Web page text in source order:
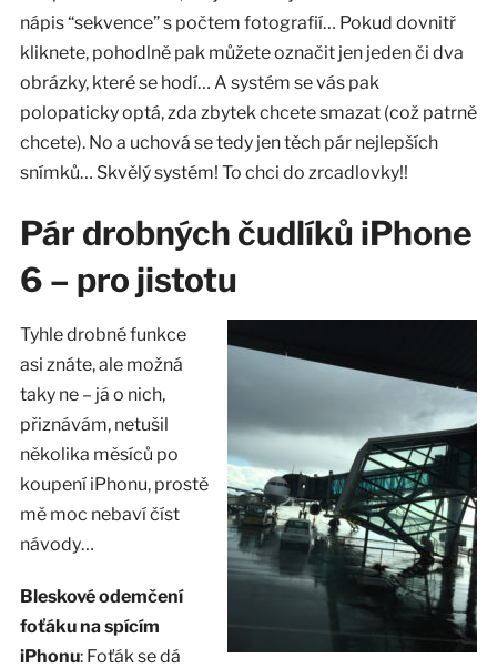
nápis “sekvence” s počtem fotografií… Pokud dovnitř
kliknete, pohodlně pak můžete označit jen jeden či dva
obrázky, které se hodí… A systém se vás pak
polopaticky optá, zda zbytek chcete smazat (což patrně
chcete). No a uchová se tedy jen těch pár nejlepších
snímků… Skvělý systém! To chci do zrcadlovky!!
Pár drobných čudlíků iPhone
6 – pro jistotu
Tyhle drobné funkce
asi znáte, ale možná
taky ne – já o nich,
přiznávám, netušil
několika měsíců po
koupení iPhonu, prostě
mě moc nebaví číst
návody…
Bleskové odemčení
foťáku na spícím
iPhonu: Foťák se dá